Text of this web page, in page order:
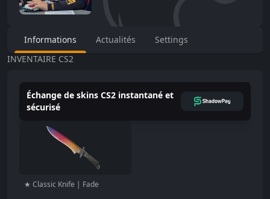
Informations Actualités
Settings
INVENTAIRE CS2
Échange de skins CS2 instantané et
sécurisé
★ Classic Knife | Fade